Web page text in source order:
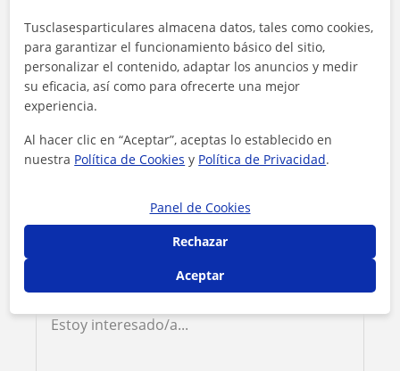
Contacta con Maialen
Tarifa 11 €/h
1ª clase gratis
Tusclasesparticulares almacena datos, tales como cookies,
para garantizar el funcionamiento básico del sitio,
personalizar el contenido, adaptar los anuncios y medir
su eficacia, así como para ofrecerte una mejor
experiencia.
Al hacer clic en “Aceptar”, aceptas lo establecido en
nuestra Política de Cookies y Política de Privacidad.
Panel de Cookies
Rechazar
Aceptar